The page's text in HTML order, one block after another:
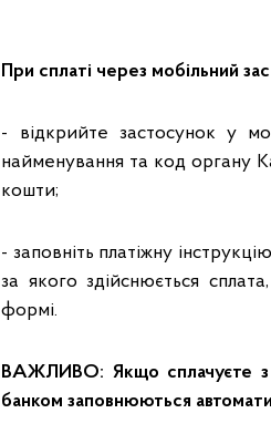
При сплаті через мобільний
- відкрийте застосунок у
найменування та код органу
кошти;
- заповніть платіжну
за якого здійснюється
формі.
ВАЖЛИВО: Якщо сплачуєте з
банком заповнюються